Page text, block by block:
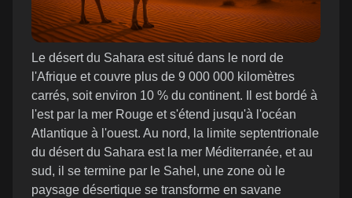
Le désert du Sahara est situé dans le nord de
l'Afrique et couvre plus de 9 000 000 kilomètres
carrés, soit environ 10 % du continent. Il est bordé à
l'est par la mer Rouge et s'étend jusqu'à l'océan
Atlantique à l'ouest. Au nord, la limite septentrionale
du désert du Sahara est la mer Méditerranée, et au
sud, il se termine par le Sahel, une zone où le
paysage désertique se transforme en savane